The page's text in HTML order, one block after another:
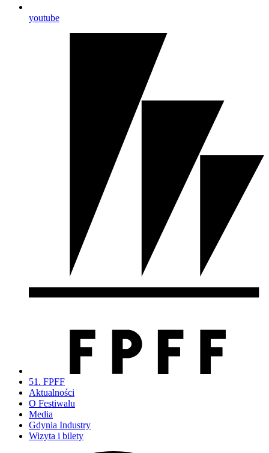
youtube
51. FPFF
Aktualności
O Festiwalu
Media
Gdynia Industry
Wizyta i bilety